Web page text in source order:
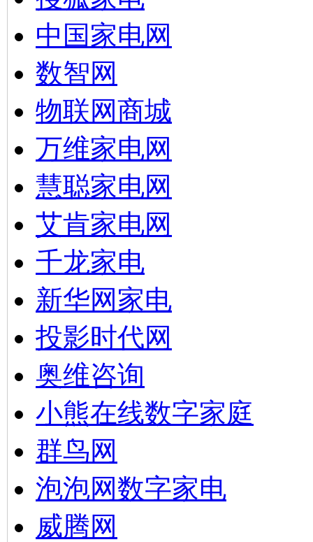
中国家电网
数智网
物联网商城
万维家电网
慧聪家电网
艾肯家电网
千龙家电
新华网家电
投影时代网
奥维咨询
小熊在线数字家庭
群鸟网
泡泡网数字家电
威腾网